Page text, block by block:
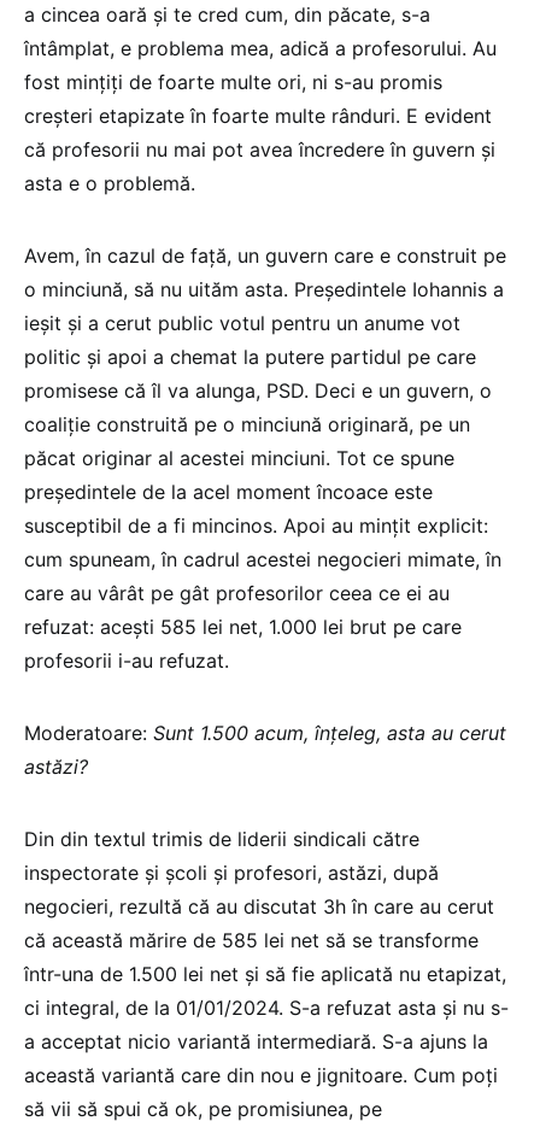
a cincea oară și te cred cum, din păcate, s-a
întâmplat, e problema mea, adică a profesorului. Au
fost mințiți de foarte multe ori, ni s-au promis
creșteri etapizate în foarte multe rânduri. E evident
că profesorii nu mai pot avea încredere în guvern și
asta e o problemă.
Avem, în cazul de față, un guvern care e construit pe
o minciună, să nu uităm asta. Președintele Iohannis a
ieșit și a cerut public votul pentru un anume vot
politic și apoi a chemat la putere partidul pe care
promisese că îl va alunga, PSD. Deci e un guvern, o
coaliție construită pe o minciună originară, pe un
păcat originar al acestei minciuni. Tot ce spune
președintele de la acel moment încoace este
susceptibil de a fi mincinos. Apoi au mințit explicit:
cum spuneam, în cadrul acestei negocieri mimate, în
care au vârât pe gât profesorilor ceea ce ei au
refuzat: acești 585 lei net, 1.000 lei brut pe care
profesorii i-au refuzat.
Moderatoare: Sunt 1.500 acum, înțeleg, asta au cerut
astăzi?
Din din textul trimis de liderii sindicali către
inspectorate și școli și profesori, astăzi, după
negocieri, rezultă că au discutat 3h în care au cerut
că această mărire de 585 lei net să se transforme
într-una de 1.500 lei net și să fie aplicată nu etapizat,
ci integral, de la 01/01/2024. S-a refuzat asta și nu s-
a acceptat nicio variantă intermediară. S-a ajuns la
această variantă care din nou e jignitoare. Cum poți
să vii să spui că ok, pe promisiunea, pe